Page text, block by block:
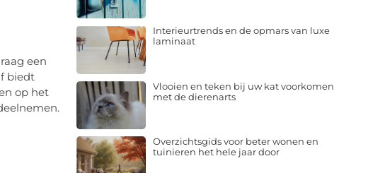
een
biedt
op het
Interieurtrends en de opmars van luxe
laminaat
Vlooien en teken bij uw kat voorkomen
met de dierenarts
Overzichtsgids voor beter wonen en
tuinieren het hele jaar door